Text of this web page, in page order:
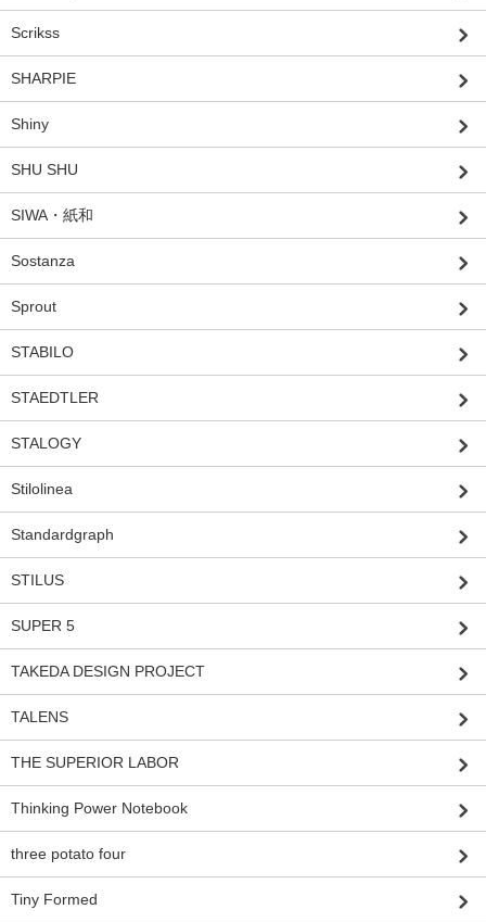
Scrikss
SHARPIE
Shiny
SHU SHU
SIWA・紙和
Sostanza
Sprout
STABILO
STAEDTLER
STALOGY
Stilolinea
Standardgraph
STILUS
SUPER 5
TAKEDA DESIGN PROJECT
TALENS
THE SUPERIOR LABOR
Thinking Power Notebook
three potato four
Tiny Formed